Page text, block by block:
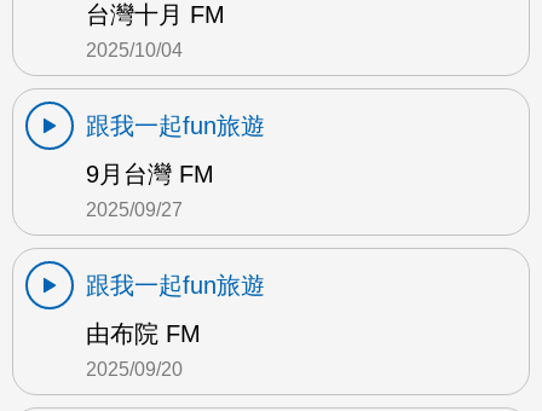
台灣十月 FM
2025/10/04
跟我一起fun旅遊
9月台灣 FM
2025/09/27
跟我一起fun旅遊
由布院 FM
2025/09/20